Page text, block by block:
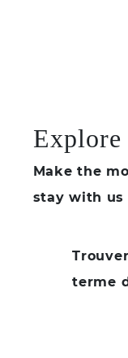
Explore
Make the
stay with us
terme